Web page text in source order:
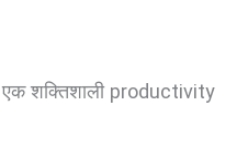
एक शक्तिशाली productivity